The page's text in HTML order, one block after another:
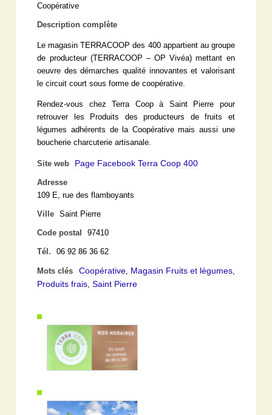
Coopérative
Description complète
Le magasin TERRACOOP des 400 appartient au groupe
de producteur (TERRACOOP – OP Vivéa) mettant en
oeuvre des démarches qualité innovantes et valorisant
le circuit court sous forme de coopérative.
Rendez-vous chez Terra Coop à Saint Pierre pour
retrouver les Produits des producteurs de fruits et
légumes adhérents de la Coopérative mais aussi une
boucherie charcuterie artisanale.
Site web Page Facebook Terra Coop 400
Adresse
109 E, rue des flamboyants
Ville Saint Pierre
Code postal 97410
Tél. 06 92 86 36 62
Mots clés Coopérative, Magasin Fruits et légumes,
Produits frais,Saint Pierre